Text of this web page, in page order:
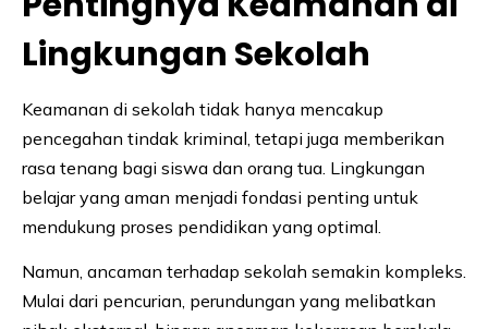
Lingkungan Sekolah
Keamanan di sekolah tidak hanya mencakup
pencegahan tindak kriminal, tetapi juga memberikan
rasa tenang bagi siswa dan orang tua. Lingkungan
belajar yang aman menjadi fondasi penting untuk
mendukung proses pendidikan yang optimal.
Namun, ancaman terhadap sekolah semakin kompleks.
Mulai dari pencurian, perundungan yang melibatkan